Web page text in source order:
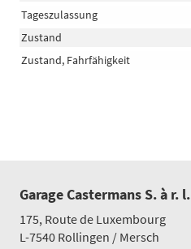
Tageszulassung
Zustand
Zustand, Fahrfähigkeit
Garage Castermans S. à r. l.
175, Route de Luxembourg
L-7540 Rollingen / Mersch